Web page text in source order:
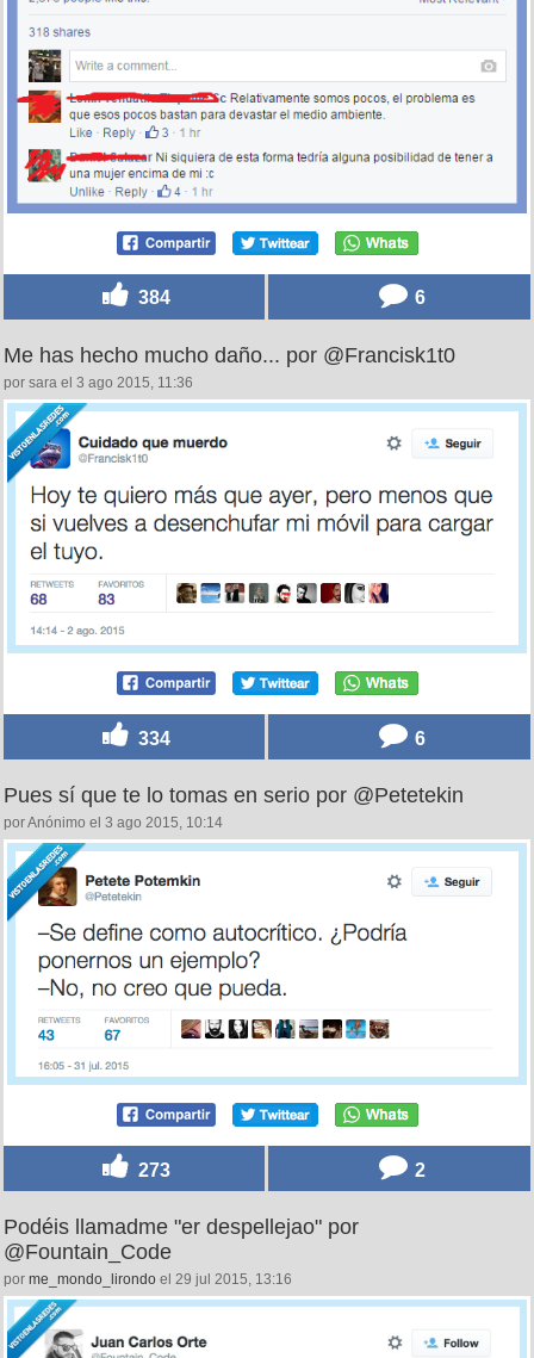
384 6
Me has hecho mucho daño... por @Francisk1t0
por sara el 3 ago 2015, 11:36
334 6
Pues sí que te lo tomas en serio por @Petetekin
por Anónimo el 3 ago 2015, 10:14
273 2
Podéis llamadme "er despellejao" por
@Fountain_Code
por me_mondo_lirondo el 29 jul 2015, 13:16